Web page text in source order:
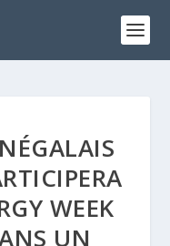
WEEK
UN